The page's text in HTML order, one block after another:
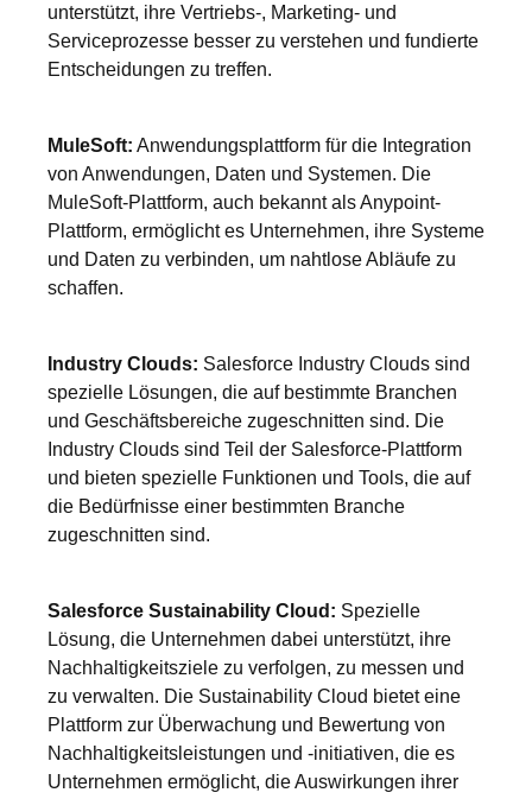
unterstützt, ihre Vertriebs-, Marketing- und
Serviceprozesse besser zu verstehen und fundierte
Entscheidungen zu treffen.
MuleSoft: Anwendungsplattform für die Integration
von Anwendungen, Daten und Systemen. Die
MuleSoft-Plattform, auch bekannt als Anypoint-
Plattform, ermöglicht es Unternehmen, ihre Systeme
und Daten zu verbinden, um nahtlose Abläufe zu
schaffen.
Industry Clouds: Salesforce Industry Clouds sind
spezielle Lösungen, die auf bestimmte Branchen
und Geschäftsbereiche zugeschnitten sind. Die
Industry Clouds sind Teil der Salesforce-Plattform
und bieten spezielle Funktionen und Tools, die auf
die Bedürfnisse einer bestimmten Branche
zugeschnitten sind.
Salesforce Sustainability Cloud: Spezielle
Lösung, die Unternehmen dabei unterstützt, ihre
Nachhaltigkeitsziele zu verfolgen, zu messen und
zu verwalten. Die Sustainability Cloud bietet eine
Plattform zur Überwachung und Bewertung von
Nachhaltigkeitsleistungen und -initiativen, die es
Unternehmen ermöglicht, die Auswirkungen ihrer